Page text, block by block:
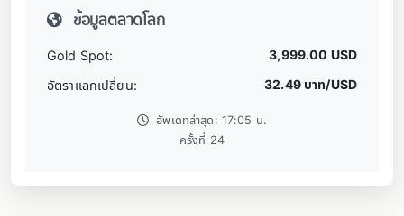
ข้อมูลตลาดโลก
Gold Spot:
3,999.00 USD
อัตราแลกเปลี่ยน:
32.49 บาท/USD
อัพเดทล่าสุด: 17:05 น.
ครั้งที่ 24